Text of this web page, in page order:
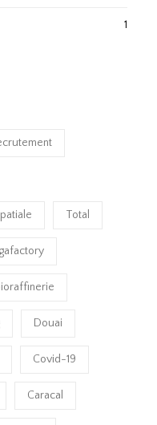
1
Total
Douai
Covid-19
Caracal